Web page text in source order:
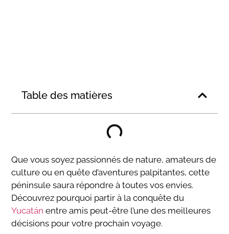
Table des matières
Que vous soyez passionnés de nature, amateurs de
culture ou en quête d’aventures palpitantes, cette
péninsule saura répondre à toutes vos envies.
Découvrez pourquoi partir à la conquête du
Yucatán entre amis peut-être l’une des meilleures
décisions pour votre prochain voyage.